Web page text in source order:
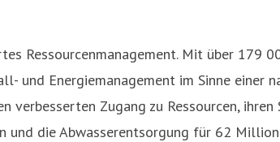
Ressourcenmanagement. Mit über
und Energiemanagement im Sinne
Zugang zu Ressourcen,
und die Abwasserentsorgung für 62